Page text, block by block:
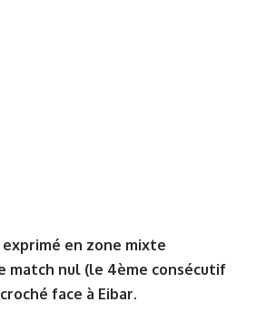
en zone mixte
match nul (le 4ème consécutif
face à Eibar.